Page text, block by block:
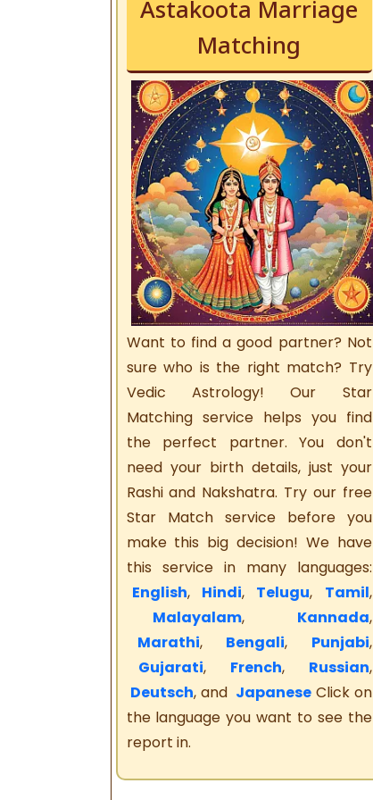
Astakoota Marriage
Matching
Want to find a good partner? Not
sure who is the right match? Try
Vedic Astrology! Our Star
Matching service helps you find
the perfect partner. You don't
need your birth details, just your
Rashi and Nakshatra. Try our free
Star Match service before you
make this big decision! We have
this service in many languages:
English, Hindi, Telugu, Tamil,
Malayalam, Kannada,
Marathi, Bengali, Punjabi,
Gujarati, French, Russian,
Deutsch, and JapaneseClick on
the language you want to see the
report in.